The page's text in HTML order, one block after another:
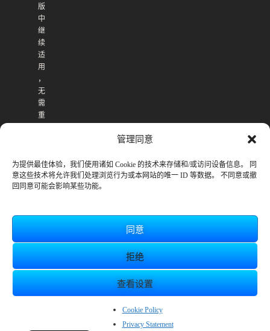
管理同意
为提供最佳体验，我们使用诸如 Cookie 的技术来存储和/或访问设备信息。 同
意这些技术将允许我们处理浏览行为或本网站的唯一 ID 等数据。 不同意或撤
回同意可能会影响某些功能。
同意
拒绝
查看设置
Cookie Policy
Privacy Statement
版
中
继
续
适
用
，
无
需
重
。